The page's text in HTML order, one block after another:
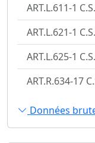
ART.L.611-1
ART.L.621-1
ART.L.625-1
ART.R.634-17
Données